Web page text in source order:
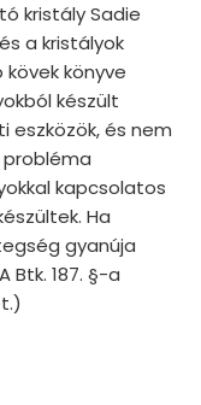
kristály Sadie
a kristályok
könyve
készült
eszközök, és nem
probléma
kapcsolatos
Ha
gyanúja
Btk. 187. §-a